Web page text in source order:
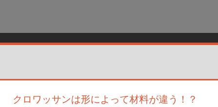
クロワッサンは形によって材料が違う！？